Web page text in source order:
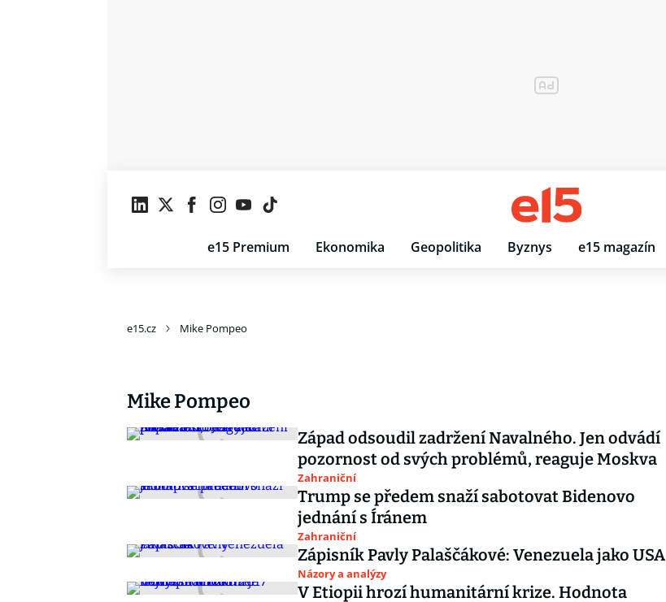
e15 Premium Ekonomika Geopolitika Byznys e15 magazín
e15.cz Mike Pompeo
Mike Pompeo
Západ odsoudil zadržení Navalného. Jen odvádí
pozornost od svých problémů, reaguje Moskva
Zahraniční
Trump se předem snaží sabotovat Bidenovo
jednání s Íránem
Zahraniční
Zápisník Pavly Palaščákové: Venezuela jako USA
Názory a analýzy
V Etiopii hrozí humanitární krize. Hodnota